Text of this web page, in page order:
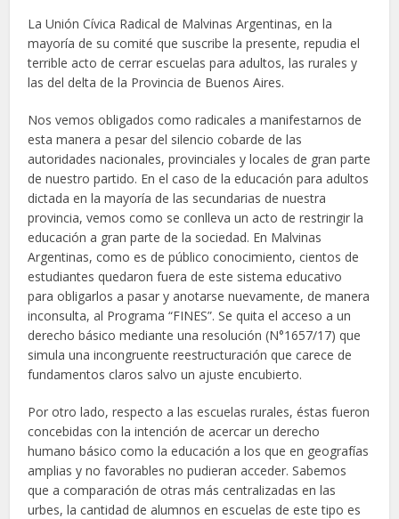
La Unión Cívica Radical de Malvinas Argentinas, en la
mayoría de su comité que suscribe la presente, repudia el
terrible acto de cerrar escuelas para adultos, las rurales y
las del delta de la Provincia de Buenos Aires.
Nos vemos obligados como radicales a manifestarnos de
esta manera a pesar del silencio cobarde de las
autoridades nacionales, provinciales y locales de gran parte
de nuestro partido. En el caso de la educación para adultos
dictada en la mayoría de las secundarias de nuestra
provincia, vemos como se conlleva un acto de restringir la
educación a gran parte de la sociedad. En Malvinas
Argentinas, como es de público conocimiento, cientos de
estudiantes quedaron fuera de este sistema educativo
para obligarlos a pasar y anotarse nuevamente, de manera
inconsulta, al Programa “FINES”. Se quita el acceso a un
derecho básico mediante una resolución (N°1657/17) que
simula una incongruente reestructuración que carece de
fundamentos claros salvo un ajuste encubierto.
Por otro lado, respecto a las escuelas rurales, éstas fueron
concebidas con la intención de acercar un derecho
humano básico como la educación a los que en geografías
amplias y no favorables no pudieran acceder. Sabemos
que a comparación de otras más centralizadas en las
urbes, la cantidad de alumnos en escuelas de este tipo es